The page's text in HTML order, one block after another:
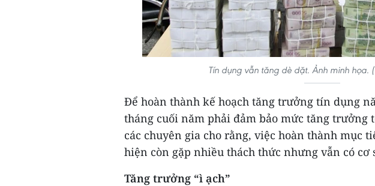
Tín dụng vẫn tăng dè dặt. Ảnh minh họa.
Để hoàn thành kế hoạch tăng trưởng tín dụng
tháng cuối năm phải đảm bảo mức tăng trưởng
các chuyên gia cho rằng, việc hoàn thành mục
hiện còn gặp nhiều thách thức nhưng vẫn có cơ
Tăng trưởng “ì ạch”